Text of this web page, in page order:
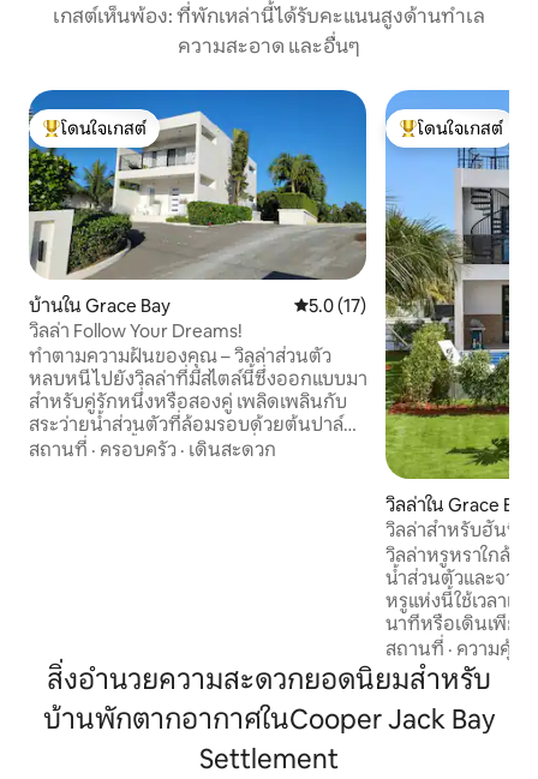
เกสต์เห็นพ้อง: ที่พักเหล่านี้ได้รับคะแนนสูงด้านทำเล
ความสะอาด และอื่นๆ
โดนใจเกสต์ที่สุด
โดนใจเกสต์
บ้านใน Grace Bay คะแนนเฉลี่ย 5.0 จาก 5, 17 รีวิว
5.0 (17)
วิลล่า Follow Your Dreams!
ทำตามความฝันของคุณ – วิลล่าส่วนตัว
หลบหนีไปยังวิลล่าที่มีสไตล์นี้ซึ่งออกแบบมา
สำหรับคู่รักหนึ่งหรือสองคู่ เพลิดเพลินกับ
สระว่ายน้ำส่วนตัวที่ล้อมรอบด้วยต้นปาล์ม
ทีวีขนาด 65 นิ้วและห้องครัวที่มีอุปกรณ์ครบ
เท่านั้น*
สถานที่ · ครอบครัว · เดินสะดวก
โดนใจเกสต์ที่สุด
โดนใจเกสต์
วิลล่าใน Grace Bay
วิลล่าสำหรับฮันนี
วิลล่าหรูหราใกล้ชา
น้ำส่วนตัวและจากุซซี่♨️ หลบหนีไป
หรูแห่งนี้ใช้เวลาเ
นาทีหรือเดินเพียง
เกรซเบย์ ผ่อนคลา
บอินฟินิตี้หรือจากุ
ทะเล วิลล่ามีระเบี
ครัวทันสมัยพร้อม
อินเทอร์เน็ตไฟเ
สถานที่ · ความคุ้ม
สิ่งอำนวยความสะดวกยอดนิยมสำหรับ
บ้านพักตากอากาศในCooper Jack Bay
Settlement